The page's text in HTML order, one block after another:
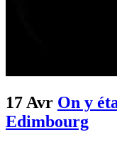
17 Avr On y
Edimbourg